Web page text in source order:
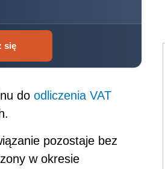
się
do odliczenia VAT
pozostaje bez
w okresie